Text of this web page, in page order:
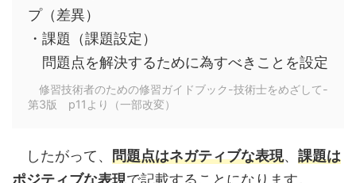
プ（差異）
・課題（課題設定）
問題点を解決するために為すべきことを設定
修習技術者のための修習ガイドブック-技術士をめざして-
第3版 p11より（一部改変）
したがって、 問題点はネガティブな表現、 課題は
ポジティブな表現で記載することになります。